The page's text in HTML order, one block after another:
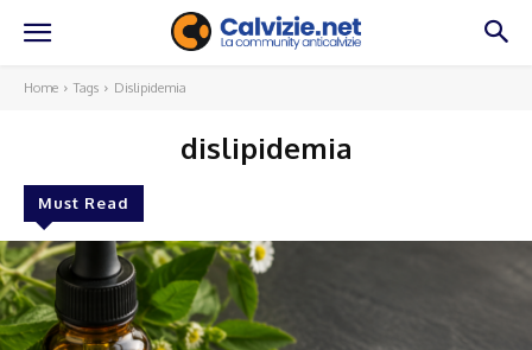
Home Tags Dislipidemia
dislipidemia
Must Read